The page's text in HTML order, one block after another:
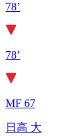
78’
78’
MF 67
日高 大